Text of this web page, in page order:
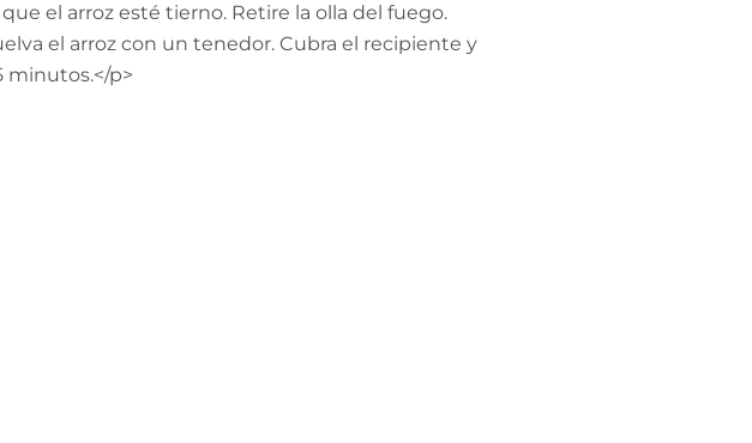
el arroz esté tierno. Retire la olla del fuego.
el arroz con un tenedor. Cubra el recipiente y
minutos.</p>